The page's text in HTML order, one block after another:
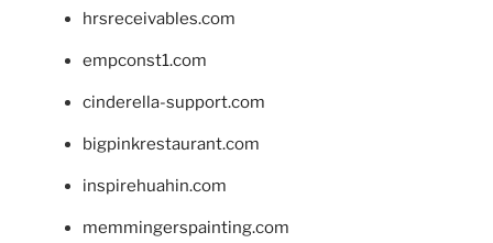
hrsreceivables.com
empconst1.com
cinderella-support.com
bigpinkrestaurant.com
inspirehuahin.com
memmingerspainting.com